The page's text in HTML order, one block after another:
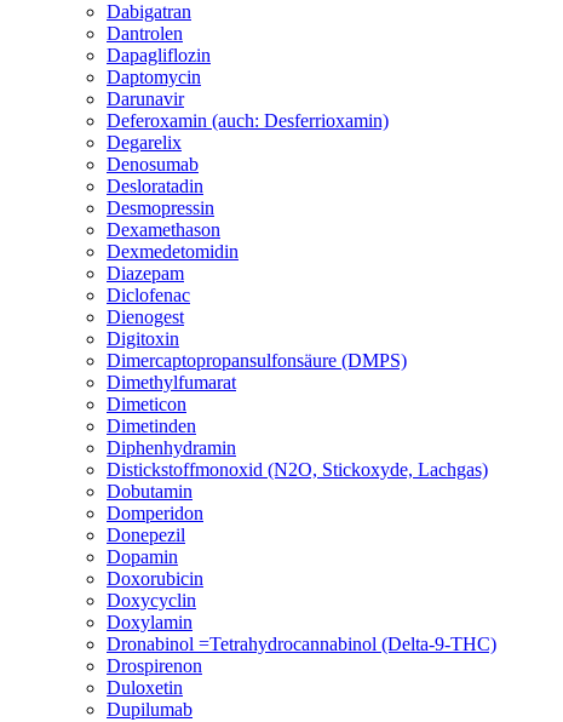
Dabigatran
Dantrolen
Dapagliflozin
Daptomycin
Darunavir
Deferoxamin (auch: Desferrioxamin)
Degarelix
Denosumab
Desloratadin
Desmopressin
Dexamethason
Dexmedetomidin
Diazepam
Diclofenac
Dienogest
Digitoxin
Dimercaptopropansulfonsäure (DMPS)
Dimethylfumarat
Dimeticon
Dimetinden
Diphenhydramin
Distickstoffmonoxid (N2O, Stickoxyde, Lachgas)
Dobutamin
Domperidon
Donepezil
Dopamin
Doxorubicin
Doxycyclin
Doxylamin
Dronabinol =Tetrahydrocannabinol (Delta-9-THC)
Drospirenon
Duloxetin
Dupilumab